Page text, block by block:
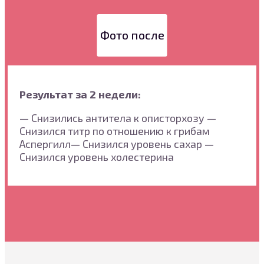
Фото после
Результат за 2 недели:
— Снизились антитела к описторхозу —
Снизился титр по отношению к грибам
Аспергилл— Снизился уровень сахар —
Снизился уровень холестерина